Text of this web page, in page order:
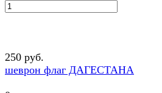
250 руб.
шеврон флаг ДАГЕСТАНА